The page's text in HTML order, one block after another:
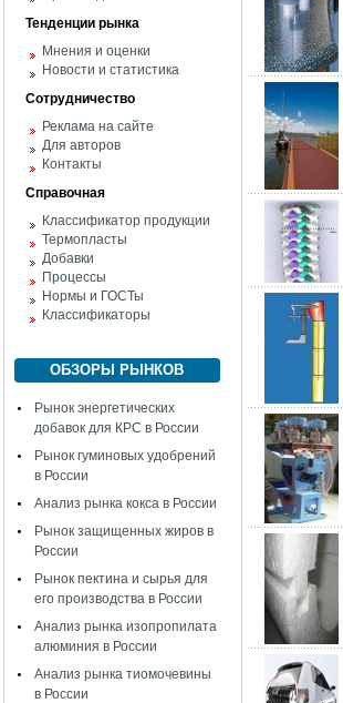
Тенденции рынка
Мнения и оценки
Новости и статистика
Сотрудничество
Реклама на сайте
Для авторов
Контакты
Справочная
Классификатор продукции
Термопласты
Добавки
Процессы
Нормы и ГОСТы
Классификаторы
ОБЗОРЫ РЫНКОВ
Рынок энергетических
добавок для КРС в России
Рынок гуминовых удобрений
в России
Анализ рынка кокса в России
Рынок защищенных жиров в
России
Рынок пектина и сырья для
его производства в России
Анализ рынка изопропилата
алюминия в России
Анализ рынка тиомочевины
в России